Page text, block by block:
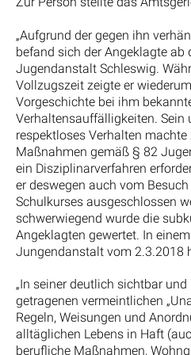
„Aufgrund der gegen ihn
befand sich der Angeklagte ab
Jugendanstalt Schleswig.
Vollzugszeit zeigte er
Vorgeschichte bei ihm
Verhaltensauffälligkeiten. Sein
respektloses Verhalten
Maßnahmen gemäß § 82
ein Disziplinarverfahren
er deswegen auch vom
Schulkurses ausgeschlossen
schwerwiegend wurde die
Angeklagten gewertet. In
Jungendanstalt vom 2.3.2018
„In seiner deutlich sichtbar
getragenen vermeintlichen
Regeln, Weisungen und
alltäglichen Lebens in Haft
berufliche Maßnahmen,